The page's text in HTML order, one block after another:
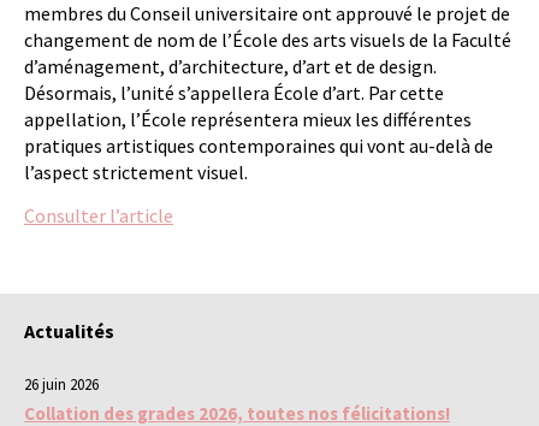
membres du Conseil universitaire ont approuvé le projet de
changement de nom de l’École des arts visuels de la Faculté
d’aménagement, d’architecture, d’art et de design.
Désormais, l’unité s’appellera École d’art. Par cette
appellation, l’École représentera mieux les différentes
pratiques artistiques contemporaines qui vont au-delà de
l’aspect strictement visuel.
Consulter l’article
Actualités
26 juin 2026
Collation des grades 2026, toutes nos félicitations!